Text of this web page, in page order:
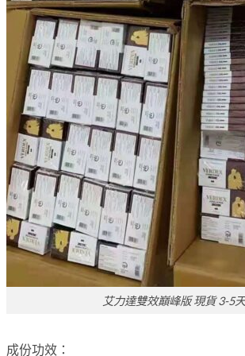
艾力達雙效巔峰版 現貨 3-5
成份功效：